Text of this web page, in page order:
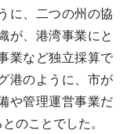
に、二つの州の協
が、港湾事業にと
業など独立採算で
港のように、市が
や管理運営事業だ
のことでした。